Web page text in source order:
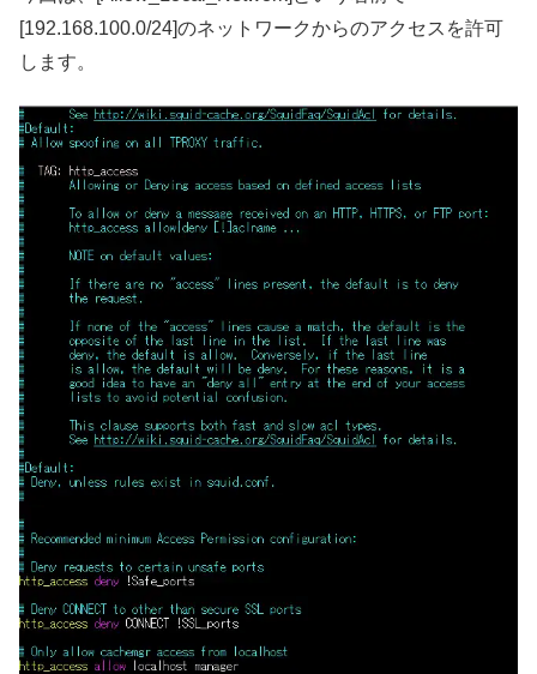
[192.168.100.0/24]のネットワークからのアクセスを許可
します。